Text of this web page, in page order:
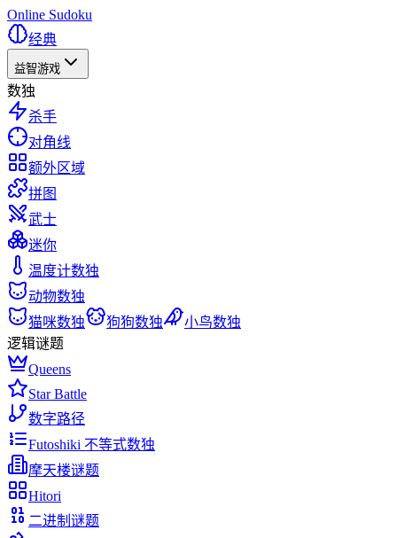
Online Sudoku
经典
益智游戏
数独
杀手
对角线
额外区域
拼图
武士
迷你
温度计数独
动物数独
猫咪数独
狗狗数独
小鸟数独
逻辑谜题
Queens
Star Battle
数字路径
Futoshiki 不等式数独
摩天楼谜题
Hitori
二进制谜题